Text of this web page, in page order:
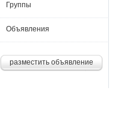
Группы
Объявления
разместить объявление